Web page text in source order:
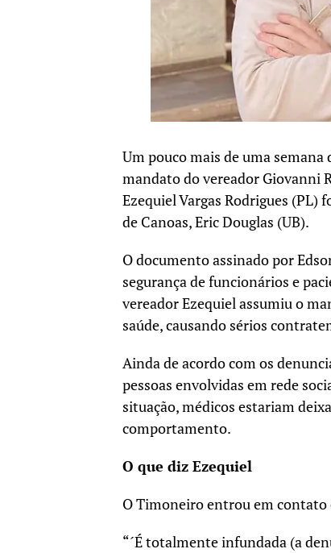
Um pouco mais de uma
mandato do vereador Giovanni
Ezequiel Vargas Rodrigues
de Canoas, Eric Douglas (UB).
O documento assinado por
segurança de funcionários e
vereador Ezequiel assumiu o
saúde, causando sérios
Ainda de acordo com os
pessoas envolvidas em rede
situação, médicos estariam
comportamento.
O que diz Ezequiel
O Timoneiro entrou em contato
“´É totalmente infundada (a